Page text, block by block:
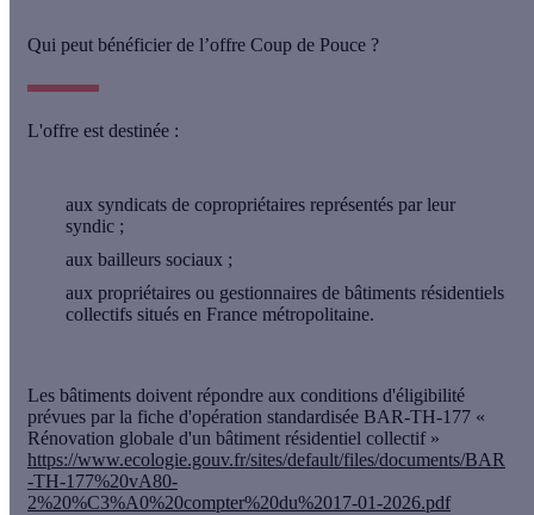
Qui peut bénéficier de l’offre Coup de Pouce ?
L'offre est destinée :
aux syndicats de copropriétaires représentés par leur
syndic ;
aux bailleurs sociaux ;
aux propriétaires ou gestionnaires de bâtiments résidentiels
collectifs situés en France métropolitaine.
Les bâtiments doivent répondre aux conditions d'éligibilité
prévues par la fiche d'opération standardisée BAR-TH-177 «
Rénovation globale d'un bâtiment résidentiel collectif »
https://www.ecologie.gouv.fr/sites/default/files/documents/BAR
-TH-177%20vA80-
2%20%C3%A0%20compter%20du%2017-01-2026.pdf